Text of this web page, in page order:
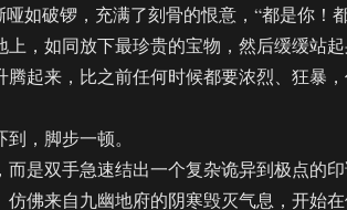
如破锣，充满了刻骨的恨意，“都是你！
，如同放下最珍贵的宝物，然后缓缓站
起来，比之前任何时候都要浓烈、狂暴
，脚步一顿。
是双手急速结出一个复杂诡异到极点的印
佛来自九幽地府的阴寒毁灭气息，开始